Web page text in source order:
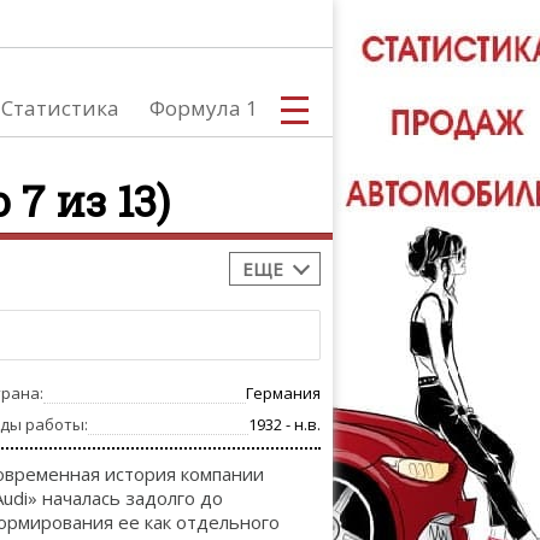
Статистика Формула 1
7 из 13)
ЕЩЕ
Германия
работы:
1932 - н.в.
история компании
началась задолго до
ее как отдельного